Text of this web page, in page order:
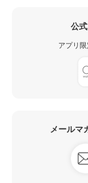
公
アプリ
メールマ